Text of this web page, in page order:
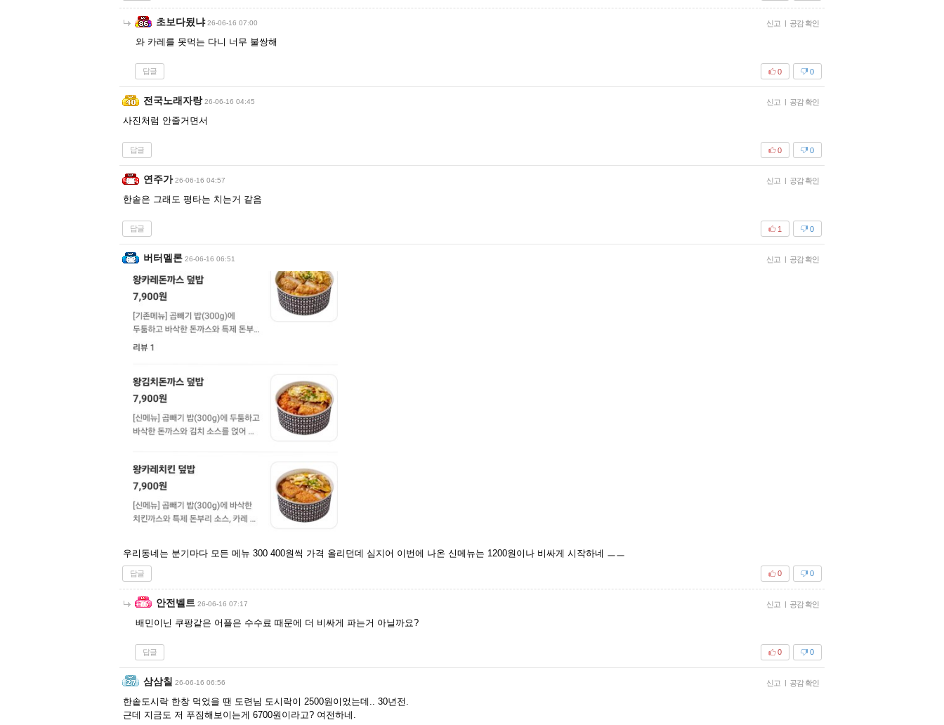
초보다됬냐 26-06-16 07:00 신고 | 공감 확인
와 카레를 못먹는 다니 너무 불쌍해
답글 0
0
전국노래자랑 26-06-16 04:45 신고 | 공감 확인
사진처럼 안줄거면서
답글 0
0
연주가 26-06-16 04:57 신고 | 공감 확인
한솥은 그래도 평타는 치는거 같음
답글 0
1
버터멜론 26-06-16 06:51 신고 | 공감 확인
우리동네는 분기마다 모든 메뉴 300 400원씩 가격 올리던데 심지어 이번에 나온 신메뉴는 1200원이나 비싸게 시작하네 ㅡㅡ
답글 0
0
안전벨트 26-06-16 07:17 신고 | 공감 확인
배민이닌 쿠팡같은 어플은 수수료 때문에 더 비싸게 파는거 아닐까요?
답글 0
0
삼삼칠 26-06-16 06:56 신고 | 공감 확인
한솥도시락 한창 먹었을 땐 도련님 도시락이 2500원이었는데.. 30년전.
근데 지금도 저 푸짐해보이는게 6700원이라고? 여전하네.